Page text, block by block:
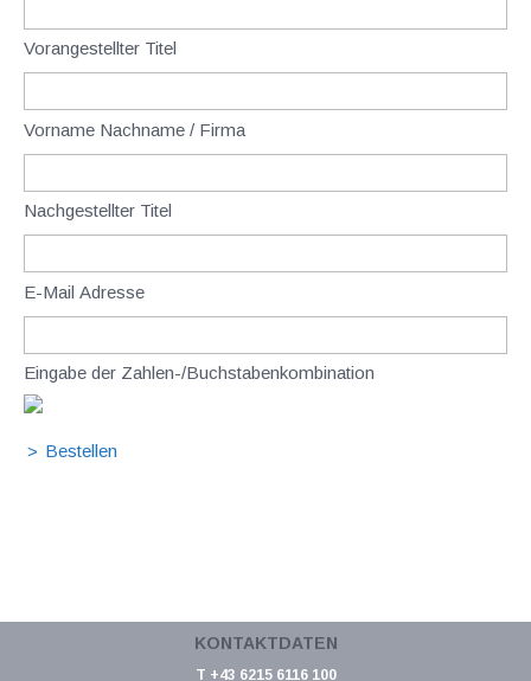
Vorangestellter Titel
Vorname Nachname / Firma
Nachgestellter Titel
E-Mail Adresse
Eingabe der Zahlen-/Buchstabenkombination
KONTAKTDATEN
T +43 6215 6116 100